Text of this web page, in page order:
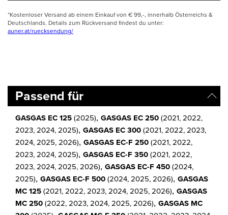
*Kostenloser Versand ab einem Einkauf von € 99,-, innerhalb Österreichs &
Deutschlands. Details zum Rückversand findest du unter:
auner.at/ruecksendung/
Passend für
GASGAS EC 125(2025), GASGAS EC 250(2021, 2022,
2023, 2024, 2025), GASGAS EC 300(2021, 2022, 2023,
2024, 2025, 2026), GASGAS EC-F 250(2021, 2022,
2023, 2024, 2025), GASGAS EC-F 350(2021, 2022,
2023, 2024, 2025, 2026), GASGAS EC-F 450(2024,
2025), GASGAS EC-F 500(2024, 2025, 2026), GASGAS
MC 125(2021, 2022, 2023, 2024, 2025, 2026), GASGAS
MC 250(2022, 2023, 2024, 2025, 2026), GASGAS MC